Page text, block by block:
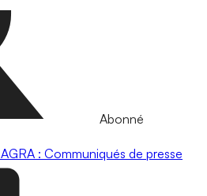
Abonné
AGRA : Communiqués de presse